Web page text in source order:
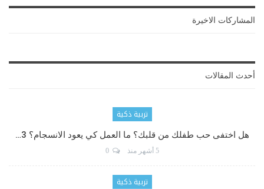
المشاركات الاخيرة
أحدث المقالات
تربية ذكية
هل اختفى حب طفلك من قلبك؟ ما العمل كي يعود الانسجام؟ 3…
5 أشهر منذ 0
تربية ذكية